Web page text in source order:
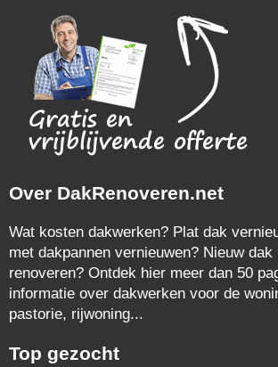
Over DakRenoveren.net
Wat kosten dakwerken? Plat dak
met dakpannen vernieuwen? Nieuw dak
renoveren? Ontdek hier meer dan 50
informatie over dakwerken voor de
pastorie, rijwoning...
Top gezocht